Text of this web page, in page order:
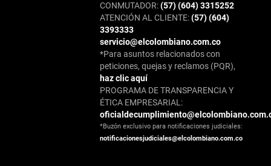
CONMUTADOR:(57) (604) 3315252
ATENCIÓN AL CLIENTE:(57) (604)
3393333
servicio@elcolombiano.com.co
*Para asuntos relacionados con
peticiones, quejas y reclamos (PQR),
haz clic aquí
PROGRAMA DE TRANSPARENCIA Y
ÉTICA EMPRESARIAL:
*Buzón exclusivo para notificaciones judiciales:
notificacionesjudiciales@elcolombiano.com.co